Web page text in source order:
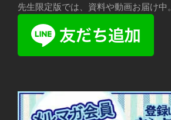
先生限定版では、資料や動画お届け中。